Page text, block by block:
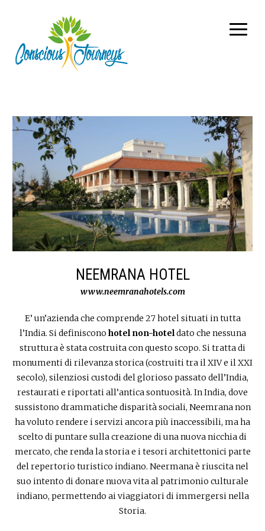
NEEMRANA HOTEL
www.neemranahotels.com
E’ un’azienda che comprende 27 hotel situati in tutta
l’India. Si definiscono hotel non-hoteldato che nessuna
struttura è stata costruita con questo scopo. Si tratta di
monumenti di rilevanza storica (costruiti tra il XIV e il XXI
secolo), silenziosi custodi del glorioso passato dell’India,
restaurati e riportati all’antica sontuosità. In India, dove
sussistono drammatiche disparità sociali, Neemrana non
ha voluto rendere i servizi ancora più inaccessibili, ma ha
scelto di puntare sulla creazione di una nuova nicchia di
mercato, che renda la storia e i tesori architettonici parte
del repertorio turistico indiano. Neermana è riuscita nel
suo intento di donare nuova vita al patrimonio culturale
indiano, permettendo ai viaggiatori di immergersi nella
Storia.